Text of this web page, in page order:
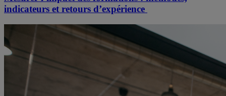
indicateurs et retours d’expérience